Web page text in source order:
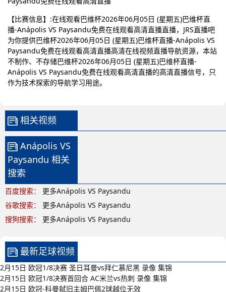
【比赛信息】:在线观看巴维杯2026年06月05日 (星期五)巴维杯直
播-Anápolis VS Paysandu免费在线观看高清直播直播，JRS直播吧
为你提供巴维杯2026年06月05日 (星期五)巴维杯直播-Anápolis VS
Paysandu免费在线观看高清直播高清在线视频直播导航资源，本站
不制作、不存储巴维杯2026年06月05日 (星期五)巴维杯直播-
Anápolis VS Paysandu免费在线观看高清直播的高清直播信号，只
作为技术探索的导航学习用途。
相关视频
Anápolis VS
Paysandu 相关
搜索
百度搜索：
更多Anápolis VS Paysandu
谷歌搜索：
更多Anápolis VS Paysandu
搜狗搜索：
更多Anápolis VS Paysandu
最新足球视频
2月15日 欧冠1/8决赛 圣日耳曼vs拜仁慕尼黑 录像 集锦
2月15日 欧冠1/8决赛首回合 AC米兰vs热刺 录像 集锦
2月15日 欧冠-科曼弑旧主姆巴佩2球越位无效